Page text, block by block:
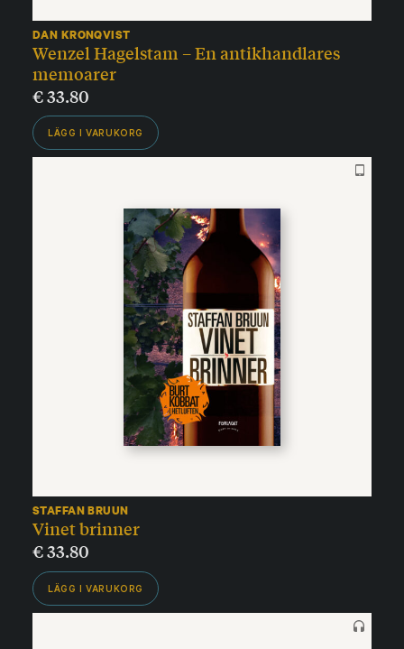
DAN KRONQVIST
Wenzel Hagelstam – En antikhandlares
memoarer
€33.80
LÄGG I VARUKORG
STAFFAN BRUUN
Vinet brinner
€33.80
LÄGG I VARUKORG